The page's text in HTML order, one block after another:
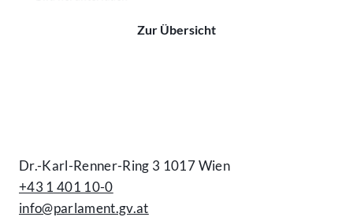
Zur Übersicht
Dr.-Karl-Renner-Ring 3 1017 Wien
+43 1 401 10-0
info@parlament.gv.at